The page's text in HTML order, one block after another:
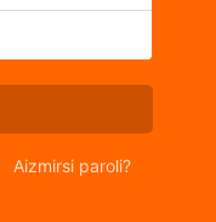
Aizmirsi paroli?